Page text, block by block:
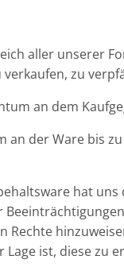
aller unserer
zu
an dem
der Ware bis
hat
ist, diese zu